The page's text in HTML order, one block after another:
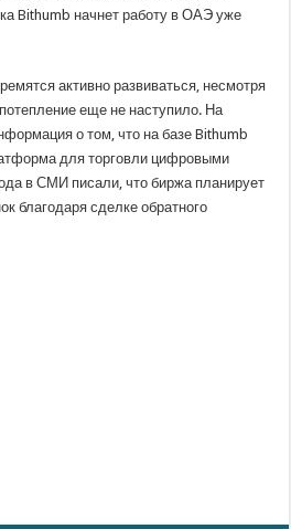
Bithumb начнет работу в ОАЭ уже
активно развиваться, несмотря
еще не наступило. На
о том, что на базе Bithumb
для торговли цифровыми
в СМИ писали, что биржа планирует
благодаря сделке обратного